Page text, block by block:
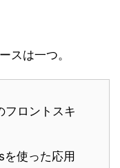
スは一つ。
ロントスキ
使った応用